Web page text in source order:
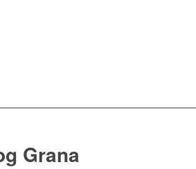
Grana